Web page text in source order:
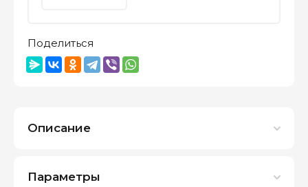
Поделиться
Описание
Параметры